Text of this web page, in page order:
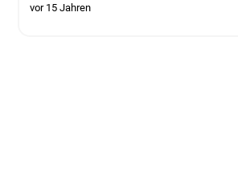
vor 15 Jahren